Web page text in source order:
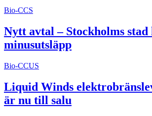
Bio-CCS
Nytt avtal – Stockholms stad
minusutsläpp
Bio-CCUS
Liquid Winds
är nu till salu